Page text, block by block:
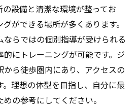
設備と清潔な環境が整ってお
ができる場所が多くあります。
ならではの個別指導が受けられる
的にトレーニングが可能です。ジ
ら徒歩圏内にあり、アクセスの
理想の体型を目指し、自分に最
の参考にしてください。